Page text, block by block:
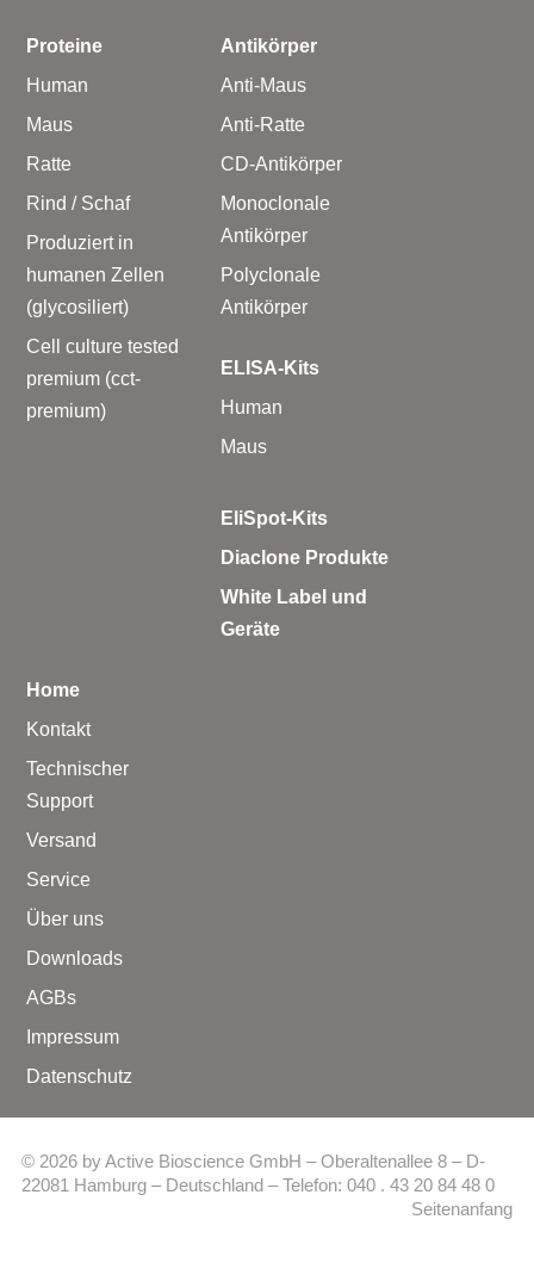
Proteine
Human
Maus
Ratte
Rind / Schaf
Produziert in
humanen Zellen
(glycosiliert)
Cell culture tested
premium (cct-
premium)
Antikörper
Anti-Maus
Anti-Ratte
CD-Antikörper
Monoclonale
Antikörper
Polyclonale
Antikörper
ELISA-Kits
Human
Maus
EliSpot-Kits
Diaclone Produkte
White Label und
Geräte
Home
Kontakt
Technischer
Support
Versand
Service
Über uns
Downloads
AGBs
Impressum
Datenschutz
© 2026 by Active Bioscience GmbH – Oberaltenallee 8 – D-
22081 Hamburg – Deutschland – Telefon: 040 . 43 20 84 48 0
Seitenanfang